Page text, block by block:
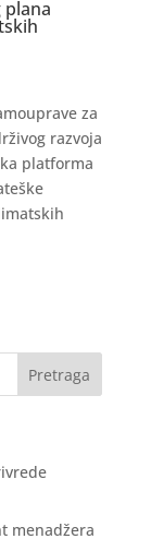
za
razvoja
platforma
menadžera